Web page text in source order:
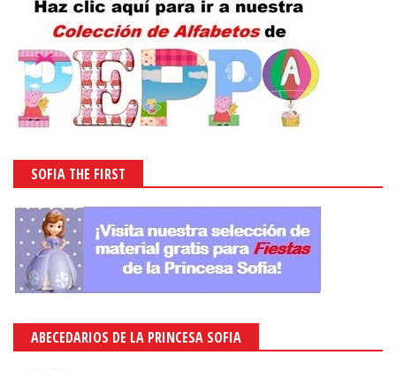
SOFIA THE FIRST
ABECEDARIOS DE LA PRINCESA SOFIA